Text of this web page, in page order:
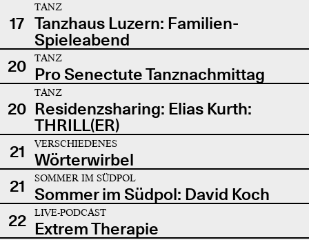
17
TANZ
Tanzhaus Luzern: Familien-
Spieleabend
20
TANZ
Pro Senectute Tanznachmittag
20
TANZ
Residenzsharing: Elias Kurth:
THRILL(ER)
21
VERSCHIEDENES
Wörterwirbel
21
SOMMER IM SÜDPOL
Sommer im Südpol: David Koch
22
LIVE-PODCAST
Extrem Therapie